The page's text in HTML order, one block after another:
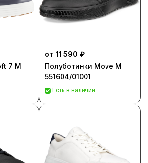
7 M
от 11 590 ₽
Полуботинки Move M
551604/01001
Есть в наличии